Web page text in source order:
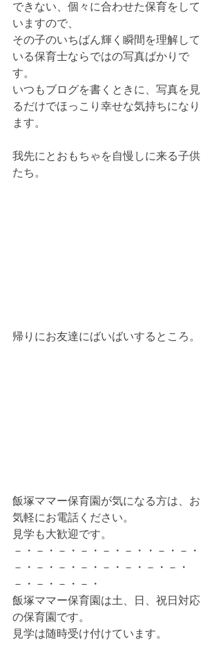
できない、個々に合わせた保育をして
いますので、
その子のいちばん輝く瞬間を理解して
いる保育士ならではの写真ばかりで
す。
いつもブログを書くときに、写真を見
るだけでほっこり幸せな気持ちになり
ます。
我先にとおもちゃを自慢しに来る子供
たち。
帰りにお友達にばいばいするところ。
飯塚ママー保育園が気になる方は、お
気軽にお電話ください。
見学も大歓迎です。
－・－・－・－・－・－・・－・－・
－・－・－・－・－・－・－・－・
－・－・－・－・
飯塚ママー保育園は土、日、祝日対応
の保育園です。
見学は随時受け付けています。